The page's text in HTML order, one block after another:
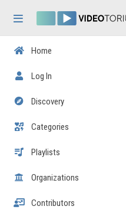
Home
Log In
Discovery
Categories
Playlists
Organizations
Contributors